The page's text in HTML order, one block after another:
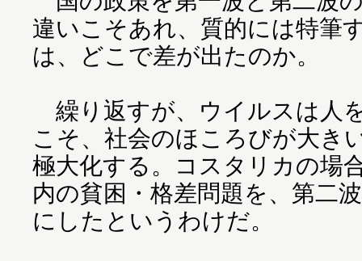
違いこそあれ、質的には特筆
は、どこで差が出たのか。
繰り返すが、ウイルスは人
こそ、社会のほころびが大き
極大化する。コスタリカの場
内の貧困・格差問題を、第二
にしたというわけだ。